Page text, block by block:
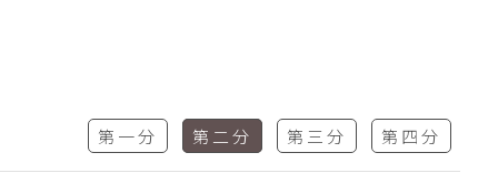
第一分 第二分 第三分 第四分